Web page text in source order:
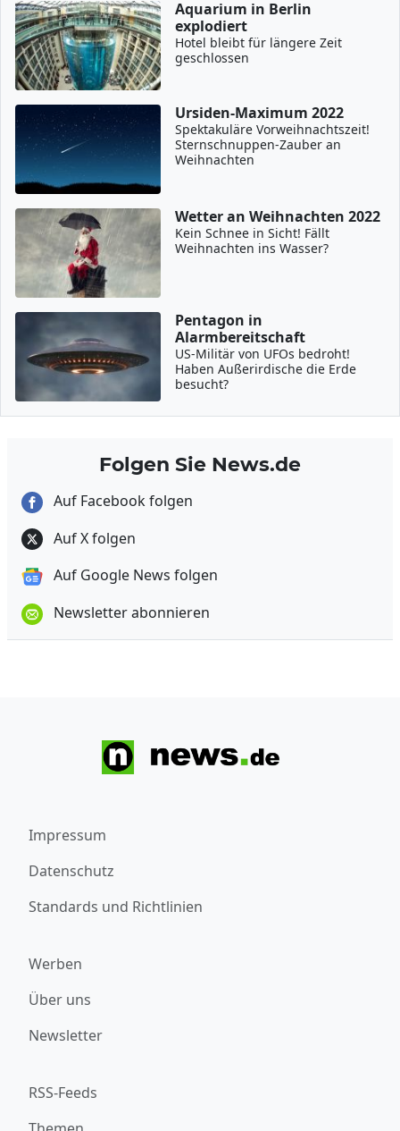
Aquarium in Berlin
explodiert
Hotel bleibt für längere Zeit
geschlossen
Ursiden-Maximum 2022
Spektakuläre Vorweihnachtszeit!
Sternschnuppen-Zauber an
Weihnachten
Wetter an Weihnachten 2022
Kein Schnee in Sicht! Fällt
Weihnachten ins Wasser?
Pentagon in
Alarmbereitschaft
US-Militär von UFOs bedroht!
Haben Außerirdische die Erde
besucht?
Folgen Sie News.de
Auf Facebook folgen
Auf X folgen
Auf Google News folgen
Newsletter abonnieren
Impressum
Datenschutz
Standards und Richtlinien
Werben
Über uns
Newsletter
RSS-Feeds